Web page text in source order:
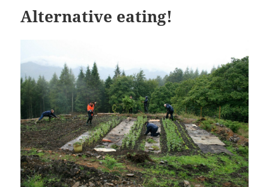
Alternative eating!